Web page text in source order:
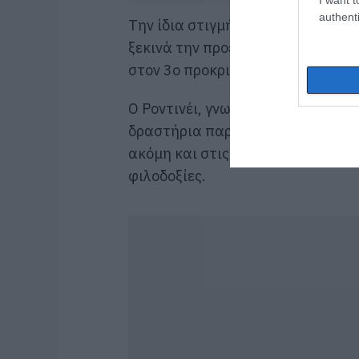
Την ίδια στιγμή, ο Ολυμπιακός
ξεκινά την προετοιμασία του για
στον 3ο προκριματικό γύρο του
Ο Ροντινέι, γνωστός για το
δραστήρια παρουσία του στα
ακόμη και στις διακοπές του,
φιλοδοξίες.